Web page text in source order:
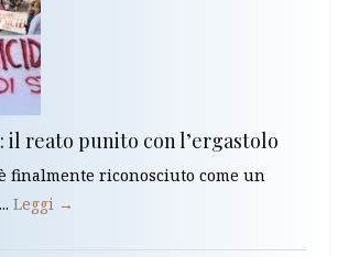
il reato punito con l’ergastolo
finalmente riconosciuto come un
Leggi →